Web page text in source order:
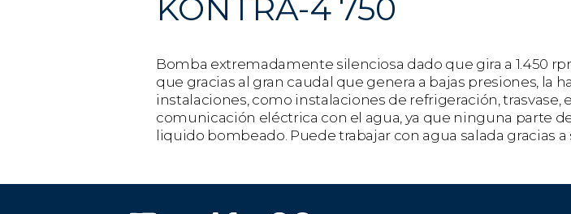
KONTRA-4 750
Bomba extremadamente silenciosa dado que gira a 1.450
que gracias al gran caudal que genera a bajas presiones, la
instalaciones, como instalaciones de refrigeración,
comunicación eléctrica con el agua, ya que ninguna parte
liquido bombeado. Puede trabajar con agua salada gracias a